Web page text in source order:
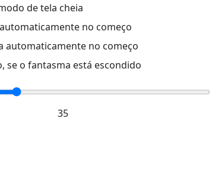
de tela cheia
no começo
automaticamente no começo
se o fantasma está escondido